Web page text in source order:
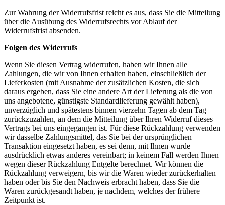
Zur Wahrung der Widerrufsfrist reicht es aus, dass Sie die Mitteilung
über die Ausübung des Widerrufsrechts vor Ablauf der
Widerrufsfrist absenden.
Folgen des Widerrufs
Wenn Sie diesen Vertrag widerrufen, haben wir Ihnen alle
Zahlungen, die wir von Ihnen erhalten haben, einschließlich der
Lieferkosten (mit Ausnahme der zusätzlichen Kosten, die sich
daraus ergeben, dass Sie eine andere Art der Lieferung als die von
uns angebotene, günstigste Standardlieferung gewählt haben),
unverzüglich und spätestens binnen vierzehn Tagen ab dem Tag
zurückzuzahlen, an dem die Mitteilung über Ihren Widerruf dieses
Vertrags bei uns eingegangen ist. Für diese Rückzahlung verwenden
wir dasselbe Zahlungsmittel, das Sie bei der ursprünglichen
Transaktion eingesetzt haben, es sei denn, mit Ihnen wurde
ausdrücklich etwas anderes vereinbart; in keinem Fall werden Ihnen
wegen dieser Rückzahlung Entgelte berechnet. Wir können die
Rückzahlung verweigern, bis wir die Waren wieder zurückerhalten
haben oder bis Sie den Nachweis erbracht haben, dass Sie die
Waren zurückgesandt haben, je nachdem, welches der frühere
Zeitpunkt ist.